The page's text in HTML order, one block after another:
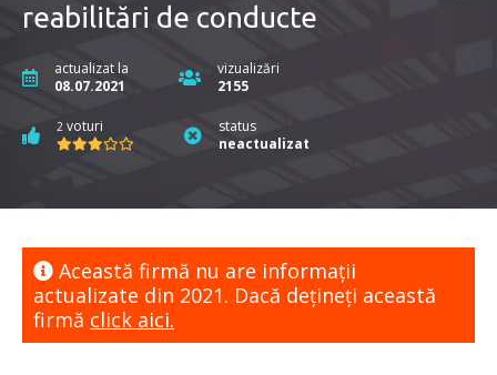
reabilitări de conducte
actualizat la
08.07.2021
vizualizări
2155
2 voturi
status
neactualizat
Această firmă nu are informaţii
actualizate din 2021. Dacă dețineți această
firmă click aici.